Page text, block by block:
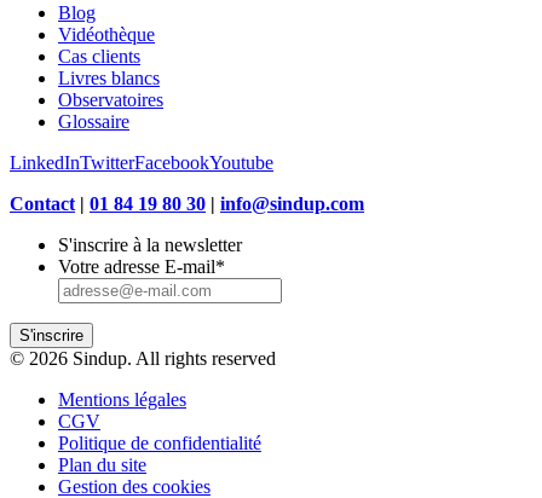
Blog
Vidéothèque
Cas clients
Livres blancs
Observatoires
Glossaire
LinkedInTwitterFacebookYoutube
Contact | 01 84 19 80 30 | info@sindup.com
S'inscrire à la newsletter
Votre adresse E-mail*
S'inscrire
© 2026 Sindup. All rights reserved
Mentions légales
CGV
Politique de confidentialité
Plan du site
Gestion des cookies